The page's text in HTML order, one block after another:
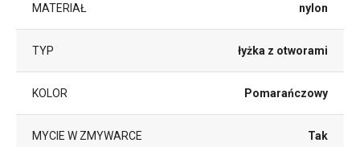
MATERIAŁ nylon
TYP łyżka z otworami
KOLOR Pomarańczowy
MYCIE W ZMYWARCE Tak